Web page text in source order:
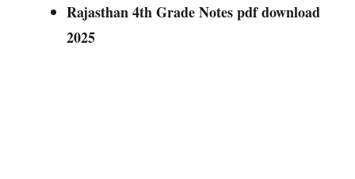
Rajasthan 4th Grade Notes pdf download
2025